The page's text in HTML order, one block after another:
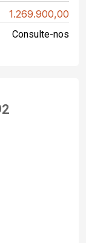
1.269.900,00
Consulte-nos